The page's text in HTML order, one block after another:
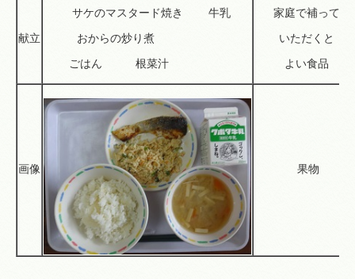
献立
サケのマスタード焼き 牛乳
おからの炒り煮
ごはん 根菜汁
家庭で補って
いただくと
よい食品
画像 果物